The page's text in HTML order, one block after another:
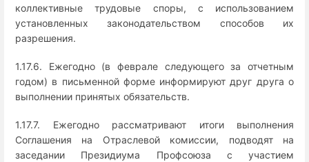
коллективные трудовые споры, с использованием
установленных законодательством способов их
разрешения.
1.17.6. Ежегодно (в феврале следующего за отчетным
годом) в письменной форме информируют друг друга о
выполнении принятых обязательств.
1.17.7. Ежегодно рассматривают итоги выполнения
Соглашения на Отраслевой комиссии, подводят на
заседании Президиума Профсоюза с участием